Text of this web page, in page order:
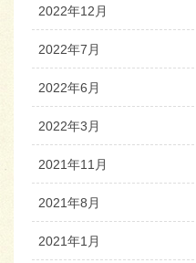
2022年12月
2022年7月
2022年6月
2022年3月
2021年11月
2021年8月
2021年1月